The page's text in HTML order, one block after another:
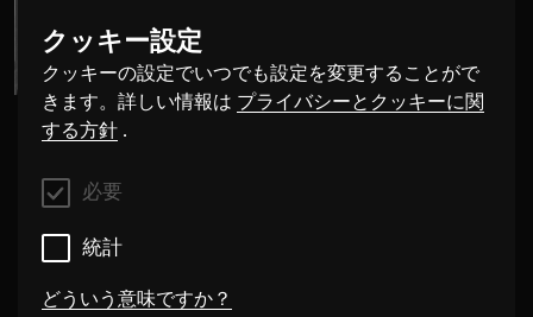
クッキー設定
クッキーの設定でいつでも設定を変更することがで
きます。詳しい情報は プライバシーとクッキーに関
する方針 .
必要
統計
どういう意味ですか？
Cosima Gerhardt